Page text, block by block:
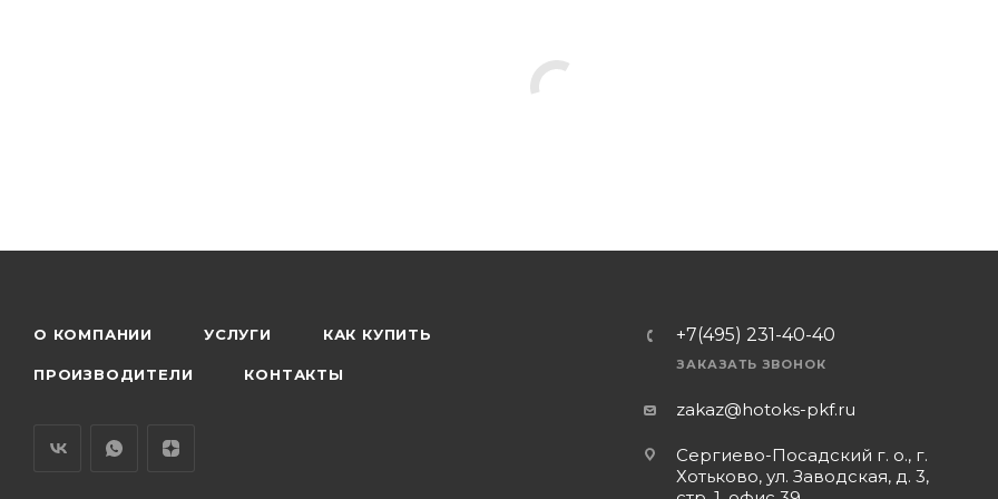
О КОМПАНИИ УСЛУГИ КАК КУПИТЬ
ПРОИЗВОДИТЕЛИ КОНТАКТЫ
+7(495) 231-40-40
ЗАКАЗАТЬ ЗВОНОК
zakaz@hotoks-pkf.ru
Сергиево-Посадский г. о., г.
Хотьково, ул. Заводская, д. 3,